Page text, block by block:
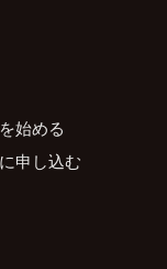
始める
申し込む